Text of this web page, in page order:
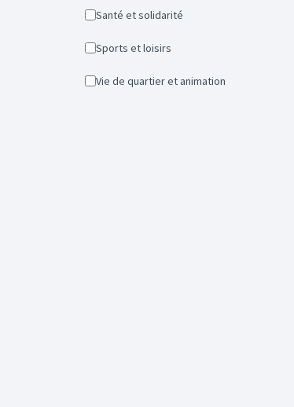
Santé et solidarité
Sports et loisirs
Vie de quartier et animation